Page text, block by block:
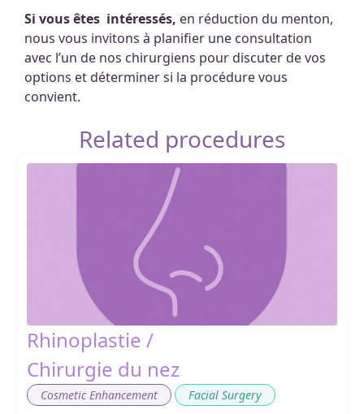
Si vous êtes intéressés, en réduction du menton,
nous vous invitons à planifier une consultation
avec l’un de nos chirurgiens pour discuter de vos
options et déterminer si la procédure vous
convient.
Related procedures
Rhinoplastie /
Chirurgie du nez
Cosmetic Enhancement Facial Surgery